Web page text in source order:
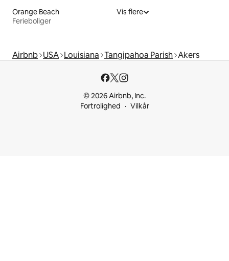
Orange Beach
Ferieboliger
Vis flere
Airbnb USA Louisiana Tangipahoa Parish Akers
© 2026 Airbnb, Inc.
Fortrolighed
Vilkår